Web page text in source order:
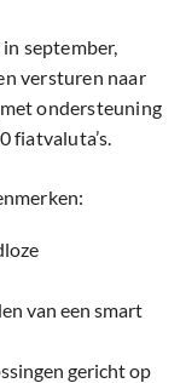
september,
versturen naar
ondersteuning
fiatvaluta’s.
van een smart
gericht op